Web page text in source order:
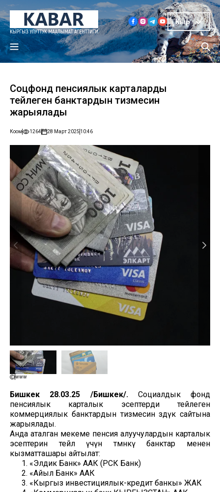
Кыр
Соцфонд пенсиялык карталарды
тейлеген банктардын тизмесин
жарыялады
Коом 1264 28 Март 2025 10:46
www
Бишкек 28.03.25 /Бишкек/. Социалдык фонд
пенсиялык карталык эсептерди тейлеген
коммерциялык банктардын тизмесин өздүк сайтына
жарыялады.
Анда аталган мекеме пенсия алуучулардын карталык
эсептерин тейлөө үчүн төмөнкү банктар менен
кызматташары айтылат:
«Элдик Банк» ААК (РСК Банк)
«Айыл Банк» ААК
«Кыргыз инвестициялык-кредит банкы» ЖАК